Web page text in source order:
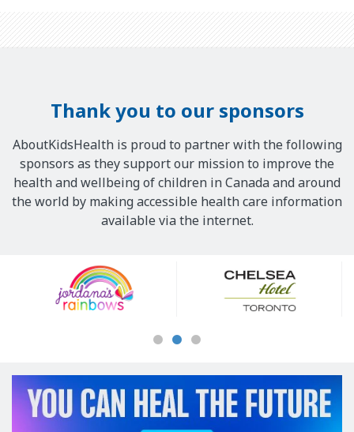
Thank you to our sponsors
AboutKidsHealth is proud to partner with the following
sponsors as they support our mission to improve the
health and wellbeing of children in Canada and around
the world by making accessible health care information
available via the internet.
Sponsors